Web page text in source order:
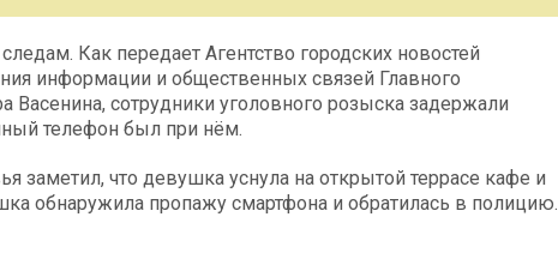
Как передает Агентство городских новостей
информации и общественных связей Главного
сотрудники уголовного розыска задержали
телефон был при нём.
заметил, что девушка уснула на открытой террасе кафе и
обнаружила пропажу смартфона и обратилась в полицию.